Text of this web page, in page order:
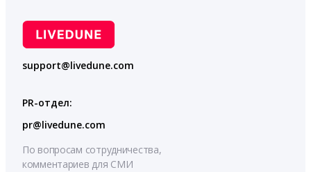
support@livedune.com
PR-отдел:
pr@livedune.com
По вопросам сотрудничества,
комментариев для СМИ